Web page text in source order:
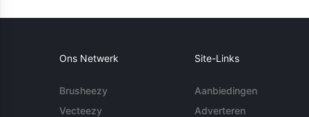
Ons Netwerk
Brusheezy
Vecteezy
Site-Links
Aanbiedingen
Adverteren